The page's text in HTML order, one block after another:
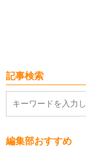
記事検索
編集部おすすめ